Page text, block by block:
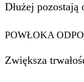
Dłużej pozostają
POWŁOKA
Zwiększa